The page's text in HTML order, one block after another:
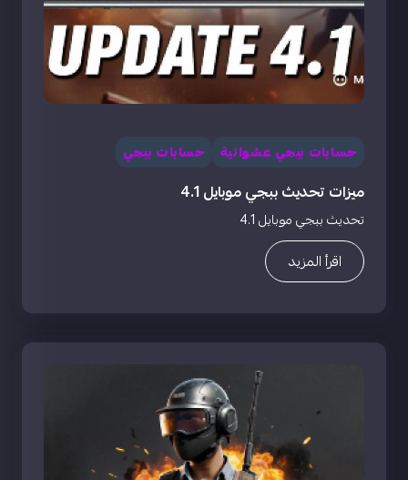
حسابات ببجي عشوائية حسابات ببجي
ميزات تحديث ببجي موبايل 4.1
تحديث ببجي موبايل 4.1
اقرأ المزيد